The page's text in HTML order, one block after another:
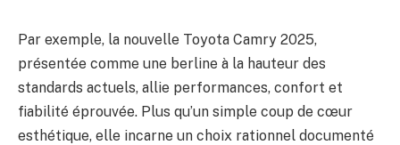
Par exemple, la nouvelle Toyota Camry 2025,
présentée comme une berline à la hauteur des
standards actuels, allie performances, confort et
fiabilité éprouvée. Plus qu’un simple coup de cœur
esthétique, elle incarne un choix rationnel documenté